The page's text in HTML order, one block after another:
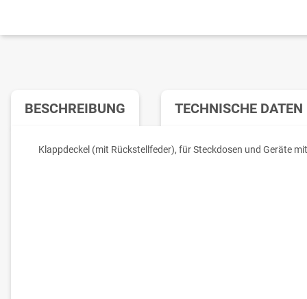
BESCHREIBUNG TECHNISCHE DATEN
Klappdeckel (mit Rückstellfeder), für Steckdosen und Geräte